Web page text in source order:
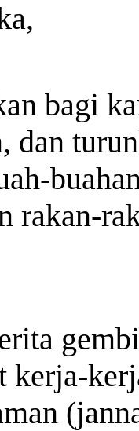
bagi
dan
rakan-
kerja-